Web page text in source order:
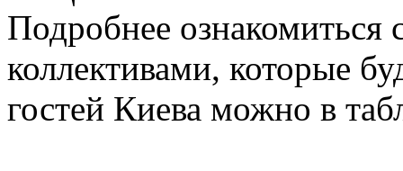
Подробнее ознакомиться
коллективами, которые
гостей Киева можно в